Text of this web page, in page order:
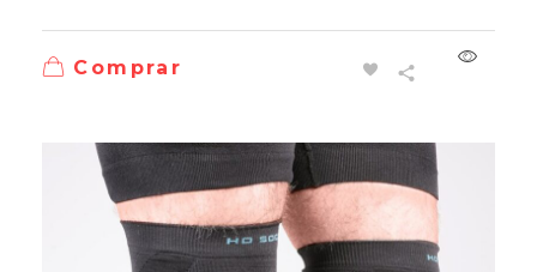
Comprar